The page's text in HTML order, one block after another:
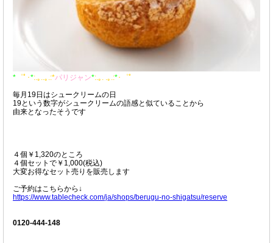
* ゜ﾟ･*:.｡..｡.:*パリジャン*:.｡. .｡.:*･゜ﾟ
毎月19日はシュークリームの日
19という数字がシュークリームの語感と似ていることから
由来となったそうです
４個￥1,320のところ
４個セットで￥1,000(税込)
大変お得なセット売りを販売します
ご予約はこちらから↓
https://www.tablecheck.com/ja/shops/berugu-no-shigatsu/reserve
0120-444-148